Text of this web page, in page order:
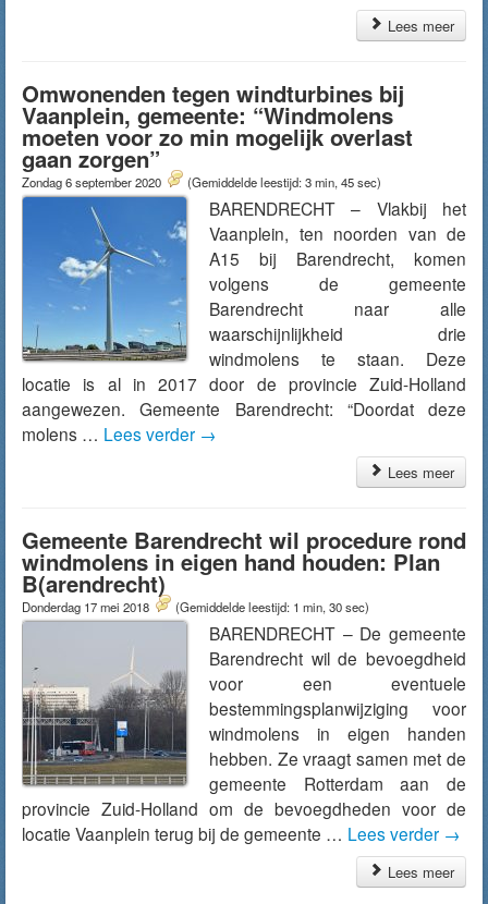
Lees meer
Omwonenden tegen windturbines bij
Vaanplein, gemeente: “Windmolens
moeten voor zo min mogelijk overlast
gaan zorgen”
Zondag 6 september 2020 (Gemiddelde leestijd: 3 min, 45 sec)
BARENDRECHT – Vlakbij het
Vaanplein, ten noorden van de
A15 bij Barendrecht, komen
volgens de gemeente
Barendrecht naar alle
waarschijnlijkheid drie
windmolens te staan. Deze
locatie is al in 2017 door de provincie Zuid-Holland
aangewezen. Gemeente Barendrecht: “Doordat deze
molens … Lees verder →
Lees meer
Gemeente Barendrecht wil procedure rond
windmolens in eigen hand houden: Plan
B(arendrecht)
Donderdag 17 mei 2018 (Gemiddelde leestijd: 1 min, 30 sec)
BARENDRECHT – De gemeente
Barendrecht wil de bevoegdheid
voor een eventuele
bestemmingsplanwijziging voor
windmolens in eigen handen
hebben. Ze vraagt samen met de
gemeente Rotterdam aan de
provincie Zuid-Holland om de bevoegdheden voor de
locatie Vaanplein terug bij de gemeente … Lees verder →
Lees meer